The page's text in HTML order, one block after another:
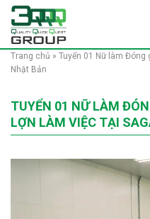
Skip
content
Trang chủ » Tuyển 01 Nữ làm
Nhật Bản
TUYỂN 01 NỮ LÀM
LỢN LÀM VIỆC TẠI